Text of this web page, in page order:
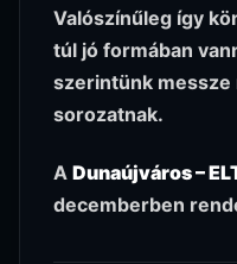
Valószínűleg így
túl jó formában
szerintünk messze
sorozatnak.
A Dunaújváros –
decemberben